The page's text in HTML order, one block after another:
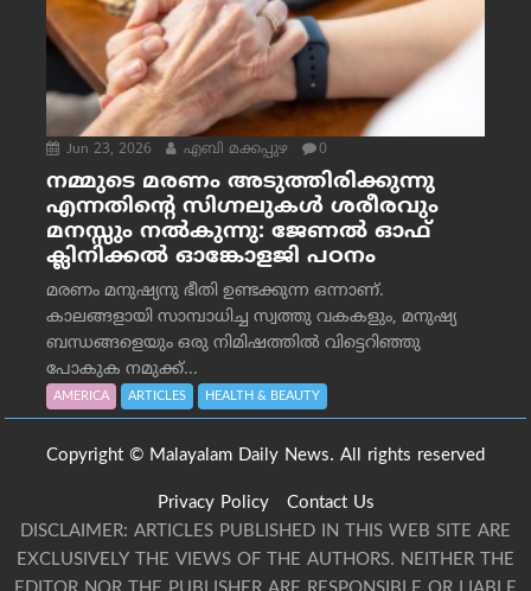
Jun 23, 2026 എബി മക്കപ്പുഴ 0
നമ്മുടെ മരണം അടുത്തിരിക്കുന്നു
എന്നതിന്റെ സിഗ്നലുകൾ ശരീരവും
മനസ്സും നല്‍കുന്നു: ജേണല്‍ ഓഫ്
ക്ലിനിക്കല്‍ ഓങ്കോളജി പഠനം
മരണം മനുഷ്യനു ഭീതി ഉണ്ടക്കുന്ന ഒന്നാണ്.
കാലങ്ങളായി സാമ്പാധിച്ച സ്വത്തു വകകളും, മനുഷ്യ
ബന്ധങ്ങളെയും ഒരു നിമിഷത്തിൽ വിട്ടെറിഞ്ഞു
പോകുക നമുക്ക്...
AMERICA ARTICLES HEALTH & BEAUTY
Copyright © Malayalam Daily News. All rights reserved
Privacy Policy
Contact Us
DISCLAIMER: ARTICLES PUBLISHED IN THIS WEB SITE ARE
EXCLUSIVELY THE VIEWS OF THE AUTHORS. NEITHER THE